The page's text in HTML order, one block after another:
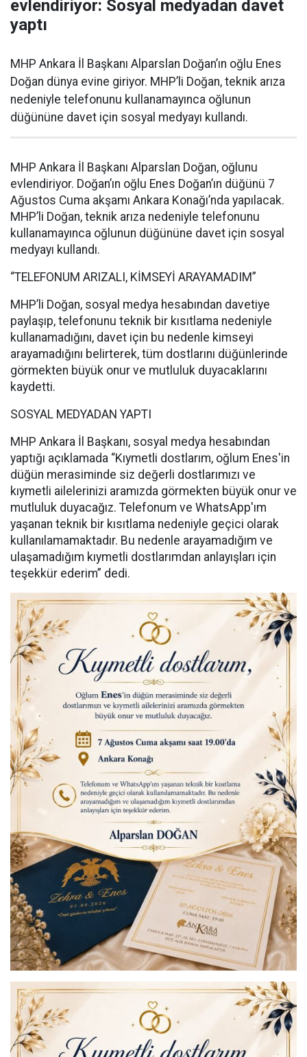
evlendiriyor: Sosyal medyadan davet
yaptı
MHP Ankara İl Başkanı Alparslan Doğan’ın oğlu Enes
Doğan dünya evine giriyor. MHP’li Doğan, teknik arıza
nedeniyle telefonunu kullanamayınca oğlunun
düğününe davet için sosyal medyayı kullandı.
MHP Ankara İl Başkanı Alparslan Doğan, oğlunu
evlendiriyor. Doğan’ın oğlu Enes Doğan’ın düğünü 7
Ağustos Cuma akşamı Ankara Konağı’nda yapılacak.
MHP’li Doğan, teknik arıza nedeniyle telefonunu
kullanamayınca oğlunun düğününe davet için sosyal
medyayı kullandı.
“TELEFONUM ARIZALI, KİMSEYİ ARAYAMADIM”
MHP’li Doğan, sosyal medya hesabından davetiye
paylaşıp, telefonunu teknik bir kısıtlama nedeniyle
kullanamadığını, davet için bu nedenle kimseyi
arayamadığını belirterek, tüm dostlarını düğünlerinde
görmekten büyük onur ve mutluluk duyacaklarını
kaydetti.
SOSYAL MEDYADAN YAPTI
MHP Ankara İl Başkanı, sosyal medya hesabından
yaptığı açıklamada “Kıymetli dostlarım, oğlum Enes'in
düğün merasiminde siz değerli dostlarımızı ve
kıymetli ailelerinizi aramızda görmekten büyük onur ve
mutluluk duyacağız. Telefonum ve WhatsApp'ım
yaşanan teknik bir kısıtlama nedeniyle geçici olarak
kullanılamamaktadır. Bu nedenle arayamadığım ve
ulaşamadığım kıymetli dostlarımdan anlayışları için
teşekkür ederim” dedi.